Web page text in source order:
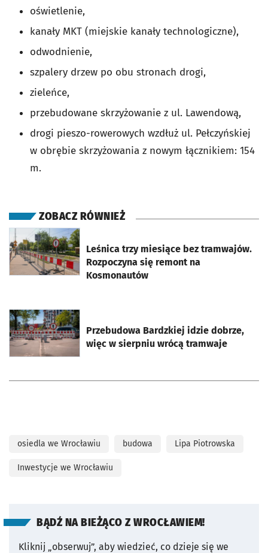
oświetlenie,
kanały MKT (miejskie kanały technologiczne),
odwodnienie,
szpalery drzew po obu stronach drogi,
zieleńce,
przebudowane skrzyżowanie z ul. Lawendową,
drogi pieszo-rowerowych wzdłuż ul. Pełczyńskiej
w obrębie skrzyżowania z nowym łącznikiem: 154
m.
ZOBACZ RÓWNIEŻ
Leśnica trzy miesiące bez tramwajów.
Rozpoczyna się remont na
Kosmonautów
otworzy się w nowej karcie
Przebudowa Bardzkiej idzie dobrze,
więc w sierpniu wrócą tramwaje
otworzy się w nowej karcie
osiedla we Wrocławiu budowa Lipa Piotrowska
Inwestycje we Wrocławiu
BĄDŹ NA BIEŻĄCO Z WROCŁAWIEM!
Kliknij „obserwuj”, aby wiedzieć, co dzieje się we